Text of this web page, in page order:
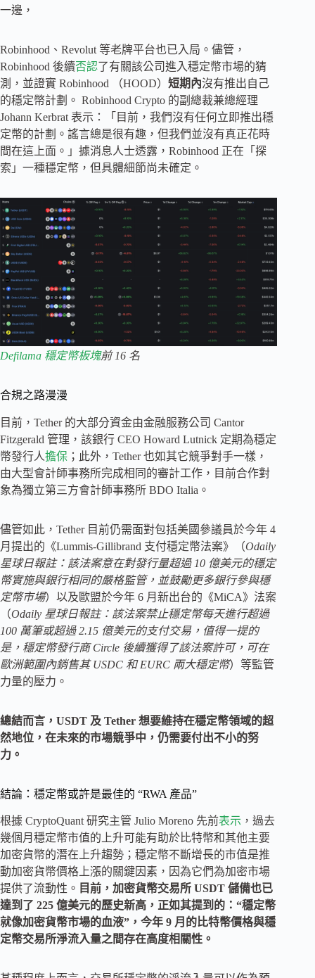
一邊，
Robinhood、Revolut 等老牌平台也已入局。儘管，
Robinhood 後續否認了有關該公司進入穩定幣市場的猜
測，並證實 Robinhood （HOOD） 短期內沒有推出自己
的穩定幣計劃。 Robinhood Crypto 的副總裁兼總經理
Johann Kerbrat 表示：「目前，我們沒有任何立即推出穩
定幣的計劃。謠言總是很有趣，但我們並沒有真正花時
間在這上面。」據消息人士透露，Robinhood 正在「探
索」一種穩定幣，但具體細節尚未確定。
Defilama 穩定幣板塊前 16 名
合規之路漫漫
目前，Tether 的大部分資金由金融服務公司 Cantor
Fitzgerald 管理，該銀行 CEO Howard Lutnick 定期為穩定
幣發行人擔保 ；此外，Tether 也如其它競爭對手一樣，
由大型會計師事務所完成相同的審計工作，目前合作對
象為獨立第三方會計師事務所 BDO Italia。
儘管如此，Tether 目前仍需面對包括美國參議員於今年 4
月提出的《Lummis-Gillibrand 支付穩定幣法案》（Odaily
星球日報註：該法案意在對發行量超過 10 億美元的穩定
幣實施與銀行相同的嚴格監管，並鼓勵更多銀行參與穩
定幣市場）以及歐盟於今年 6 月新出台的《MiCA》法案
（Odaily 星球日報註：該法案禁止穩定幣每天進行超過
100 萬筆或超過 2.15 億美元的支付交易，值得一提的
是，穩定幣發行商 Circle 後續獲得了該法案許可，可在
歐洲範圍內銷售其 USDC 和 EURC 兩大穩定幣）等監管
力量的壓力。
總結而言，USDT 及 Tether 想要維持在穩定幣領域的超
然地位，在未來的市場競爭中，仍需要付出不小的努
力。
結論：穩定幣或許是最佳的 “RWA 產品”
根據 CryptoQuant 研究主管 Julio Moreno 先前表示 ，過去
幾個月穩定幣市值的上升可能有助於比特幣和其他主要
加密貨幣的潛在上升趨勢；穩定幣不斷增長的市值是推
動加密貨幣價格上漲的關鍵因素，因為它們為加密市場
提供了流動性。 目前，加密貨幣交易所 USDT 儲備也已
達到了 225 億美元的歷史新高，正如其提到的：“穩定幣
就像加密貨幣市場的血液”，今年 9 月的比特幣價格與穩
定幣交易所淨流入量之間存在高度相關性。